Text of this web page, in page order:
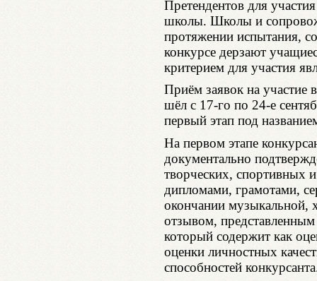
Претендентов для
школы. Школы и
протяжении испытания,
конкурсе дерзают
критерием для участия
Приём заявок на участие
шёл с 17-го по 24-е
первый этап под
На первом этапе
документально
творческих, спортивных
дипломами, грамотами,
окончании музыкальной,
отзывом,
который содержит как
оценки личностных
способностей